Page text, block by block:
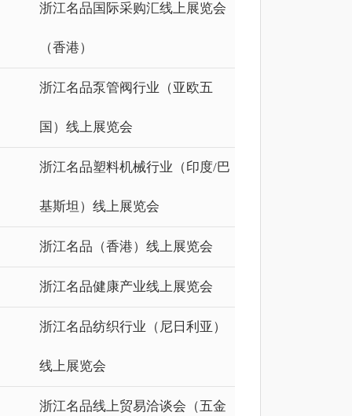
浙江名品国际采购汇线上展览会
（香港）
浙江名品泵管阀行业（亚欧五
国）线上展览会
浙江名品塑料机械行业（印度/巴
基斯坦）线上展览会
浙江名品（香港）线上展览会
浙江名品健康产业线上展览会
浙江名品纺织行业（尼日利亚）
线上展览会
浙江名品线上贸易洽谈会（五金